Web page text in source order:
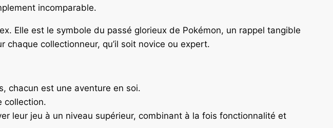
incomparable.
Elle est le symbole du passé glorieux de Pokémon, un rappel tangible
collectionneur, qu’il soit novice ou expert.
chacun est une aventure en soi.
collection.
leur jeu à un niveau supérieur, combinant à la fois fonctionnalité et